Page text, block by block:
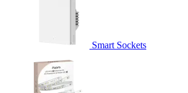
Smart Sockets